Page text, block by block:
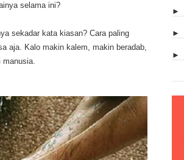
selama ini?
sekadar kata kiasan? Cara paling
aja. Kalo makin kalem, makin beradab,
manusia.
►
►
►